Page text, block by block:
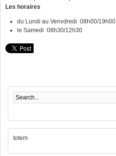
Les horaires
du Lundi au Venvdredi 08h00/19h00
le Samedi 08h30/12h30
Formulaire de recherche
totem